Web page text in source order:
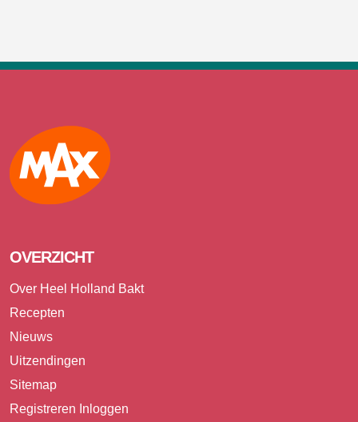
Max
OVERZICHT
Over Heel Holland Bakt
Recepten
Nieuws
Uitzendingen
Sitemap
Registreren Inloggen